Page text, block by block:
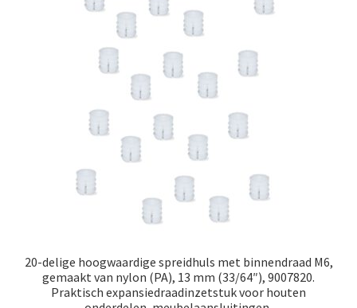
20-delige hoogwaardige spreidhuls met binnendraad M6,
gemaakt van nylon (PA), 13 mm (33/64″), 9007820.
Praktisch expansiedraadinzetstuk voor houten